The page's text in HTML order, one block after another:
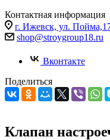
Контактная информация
г. Ижевск, ул.
shop@stroygroup18.ru
Вконтакте
Поделиться
Клапан